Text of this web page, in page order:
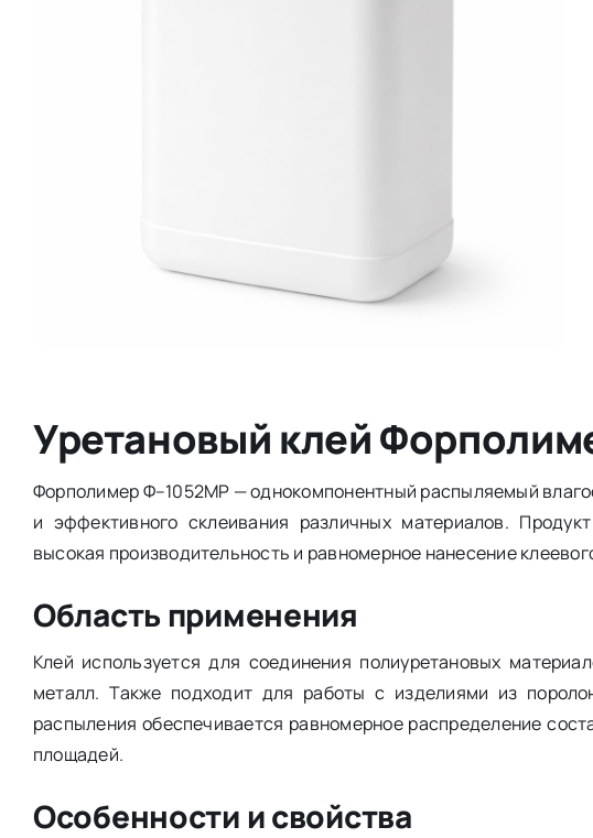
Уретановый клей
Форполимер Ф–1052МР — однокомпонентный распыляемый
и эффективного склеивания различных материалов.
высокая производительность и равномерное нанесение
Область применения
Клей используется для соединения полиуретановых
металл. Также подходит для работы с изделиями из
распыления обеспечивается равномерное распределение
площадей.
Особенности и свойства